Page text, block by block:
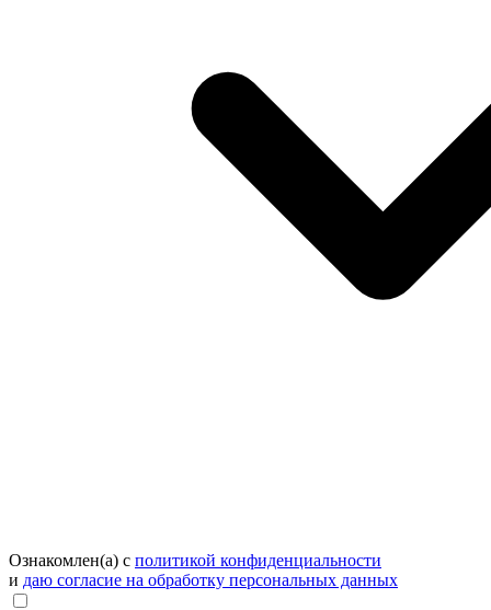
Ознакомлен(а) с политикой конфиденциальности
и даю согласие на обработку персональных данных